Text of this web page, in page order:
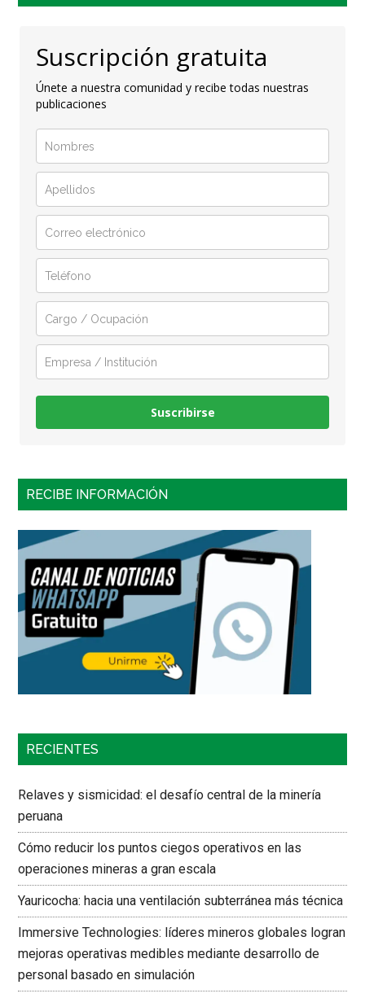
Suscripción gratuita
Únete a nuestra comunidad y recibe todas nuestras
publicaciones
Suscribirse
RECIBE INFORMACIÓN
RECIENTES
Relaves y sismicidad: el desafío central de la minería
peruana
Cómo reducir los puntos ciegos operativos en las
operaciones mineras a gran escala
Yauricocha: hacia una ventilación subterránea más técnica
Immersive Technologies: líderes mineros globales logran
mejoras operativas medibles mediante desarrollo de
personal basado en simulación